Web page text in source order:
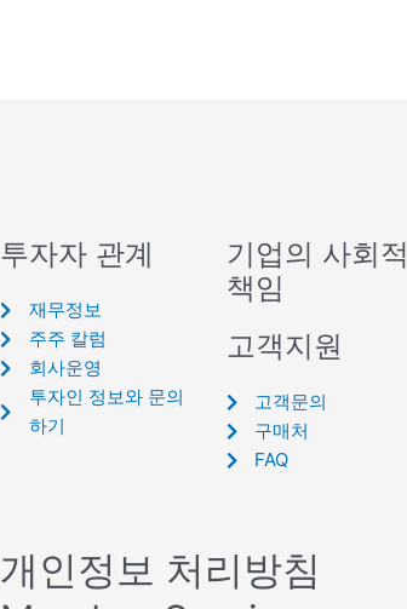
투자자 관계
재무정보
주주 칼럼
회사운영
투자인 정보와 문의
하기
기업의 사회적
책임
고객지원
고객문의
구매처
FAQ
개인정보 처리방침